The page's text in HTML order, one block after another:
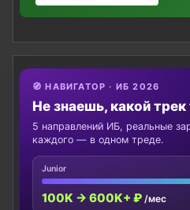
🧭 НАВИГАТОР · ИБ 2026
Не знаешь, какой трек
5 направлений ИБ, реальные
каждого — в одном треде.
Junior
100K → 600K+ ₽ /мес